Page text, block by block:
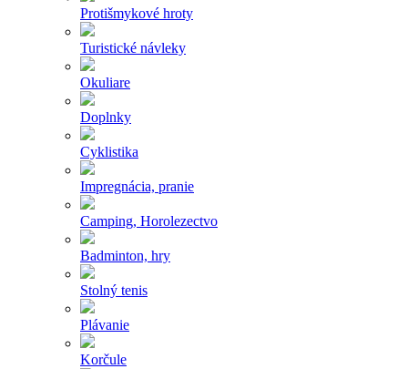
Protišmykové hroty
Turistické návleky
Okuliare
Doplnky
Cyklistika
Impregnácia, pranie
Camping, Horolezectvo
Badminton, hry
Stolný tenis
Plávanie
Korčule